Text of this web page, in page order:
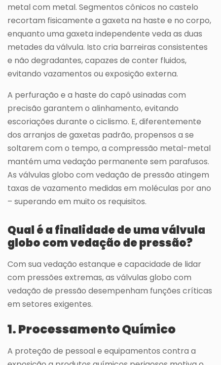
metal com metal. Segmentos cônicos no castelo
recortam fisicamente a gaxeta na haste e no corpo,
enquanto uma gaxeta independente veda as duas
metades da válvula. Isto cria barreiras consistentes
e não degradantes, capazes de conter fluidos,
evitando vazamentos ou exposição externa.
A perfuração e a haste do capô usinadas com
precisão garantem o alinhamento, evitando
escoriações durante o ciclismo. E, diferentemente
dos arranjos de gaxetas padrão, propensos a se
soltarem com o tempo, a compressão metal-metal
mantém uma vedação permanente sem parafusos.
As válvulas globo com vedação de pressão atingem
taxas de vazamento medidas em moléculas por ano
– superando em muito os requisitos.
Qual é a finalidade de uma válvula
globo com vedação de pressão?
Com sua vedação estanque e capacidade de lidar
com pressões extremas, as válvulas globo com
vedação de pressão desempenham funções críticas
em setores exigentes.
1. Processamento Químico
A proteção de pessoal e equipamentos contra a